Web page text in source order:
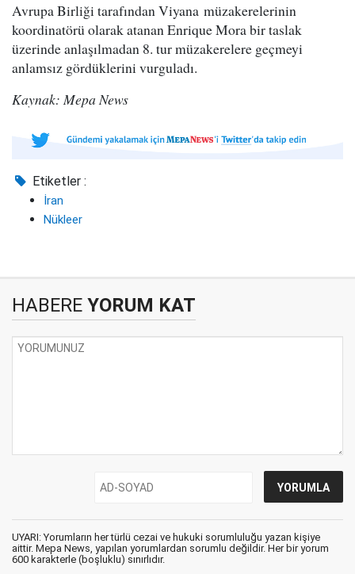
Avrupa Birliği tarafından Viyana müzakerelerinin
koordinatörü olarak atanan Enrique Mora bir taslak
üzerinde anlaşılmadan 8. tur müzakerelere geçmeyi
anlamsız gördüklerini vurguladı.
Kaynak: Mepa News
Etiketler :
İran
Nükleer
HABERE YORUM KAT
UYARI: Yorumların her türlü cezai ve hukuki sorumluluğu yazan kişiye
aittir. Mepa News, yapılan yorumlardan sorumlu değildir. Her bir yorum
600 karakterle (boşluklu) sınırlıdır.